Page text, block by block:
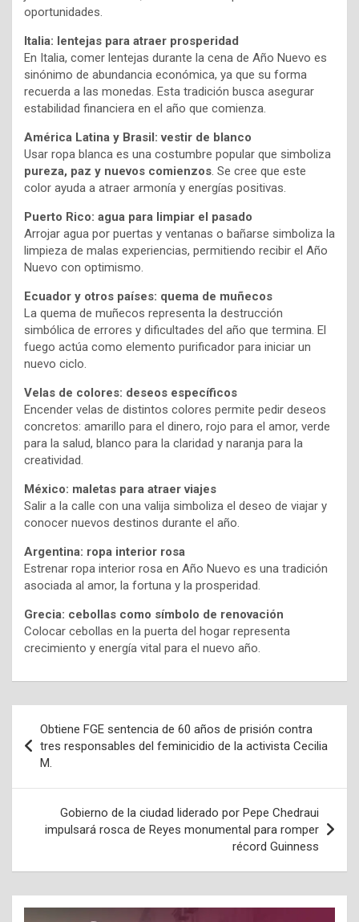
oportunidades.
Italia: lentejas para atraer prosperidad
En Italia, comer lentejas durante la cena de Año Nuevo es
sinónimo de abundancia económica, ya que su forma
recuerda a las monedas. Esta tradición busca asegurar
estabilidad financiera en el año que comienza.
América Latina y Brasil: vestir de blanco
Usar ropa blanca es una costumbre popular que simboliza
pureza, paz y nuevos comienzos. Se cree que este
color ayuda a atraer armonía y energías positivas.
Puerto Rico: agua para limpiar el pasado
Arrojar agua por puertas y ventanas o bañarse simboliza la
limpieza de malas experiencias, permitiendo recibir el Año
Nuevo con optimismo.
Ecuador y otros países: quema de muñecos
La quema de muñecos representa la destrucción
simbólica de errores y dificultades del año que termina. El
fuego actúa como elemento purificador para iniciar un
nuevo ciclo.
Velas de colores: deseos específicos
Encender velas de distintos colores permite pedir deseos
concretos: amarillo para el dinero, rojo para el amor, verde
para la salud, blanco para la claridad y naranja para la
creatividad.
México: maletas para atraer viajes
Salir a la calle con una valija simboliza el deseo de viajar y
conocer nuevos destinos durante el año.
Argentina: ropa interior rosa
Estrenar ropa interior rosa en Año Nuevo es una tradición
asociada al amor, la fortuna y la prosperidad.
Grecia: cebollas como símbolo de renovación
Colocar cebollas en la puerta del hogar representa
crecimiento y energía vital para el nuevo año.
de
entradas
Obtiene FGE sentencia de 60 años de prisión contra
tres responsables del feminicidio de la activista Cecilia
M.
Gobierno de la ciudad liderado por Pepe Chedraui
impulsará rosca de Reyes monumental para romper
récord Guinness